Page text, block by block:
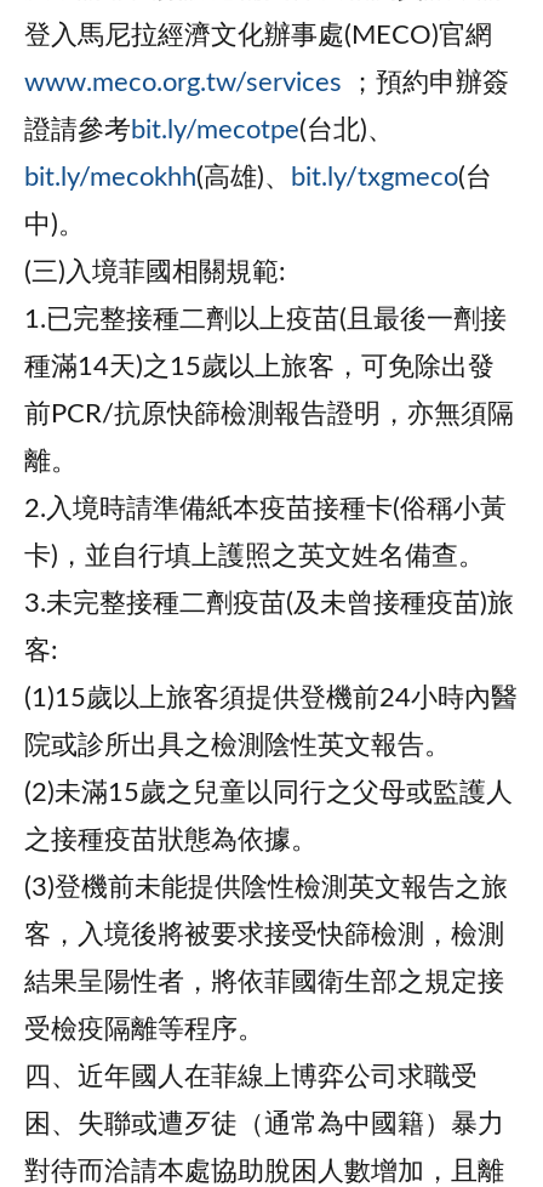
登入馬尼拉經濟文化辦事處(MECO)官網
www.meco.org.tw/services ；預約申辦簽
證請參考bit.ly/mecotpe(台北)、
bit.ly/mecokhh(高雄)、 bit.ly/txgmeco(台
中)。
(三)入境菲國相關規範:
1.已完整接種二劑以上疫苗(且最後一劑接
種滿14天)之15歲以上旅客，可免除出發
前PCR/抗原快篩檢測報告證明，亦無須隔
離。
2.入境時請準備紙本疫苗接種卡(俗稱小黃
卡)，並自行填上護照之英文姓名備查。
3.未完整接種二劑疫苗(及未曾接種疫苗)旅
客:
(1)15歲以上旅客須提供登機前24小時內醫
院或診所出具之檢測陰性英文報告。
(2)未滿15歲之兒童以同行之父母或監護人
之接種疫苗狀態為依據。
(3)登機前未能提供陰性檢測英文報告之旅
客，入境後將被要求接受快篩檢測，檢測
結果呈陽性者，將依菲國衛生部之規定接
受檢疫隔離等程序。
四、近年國人在菲線上博弈公司求職受
困、失聯或遭歹徒（通常為中國籍）暴力
對待而洽請本處協助脫困人數增加，且離